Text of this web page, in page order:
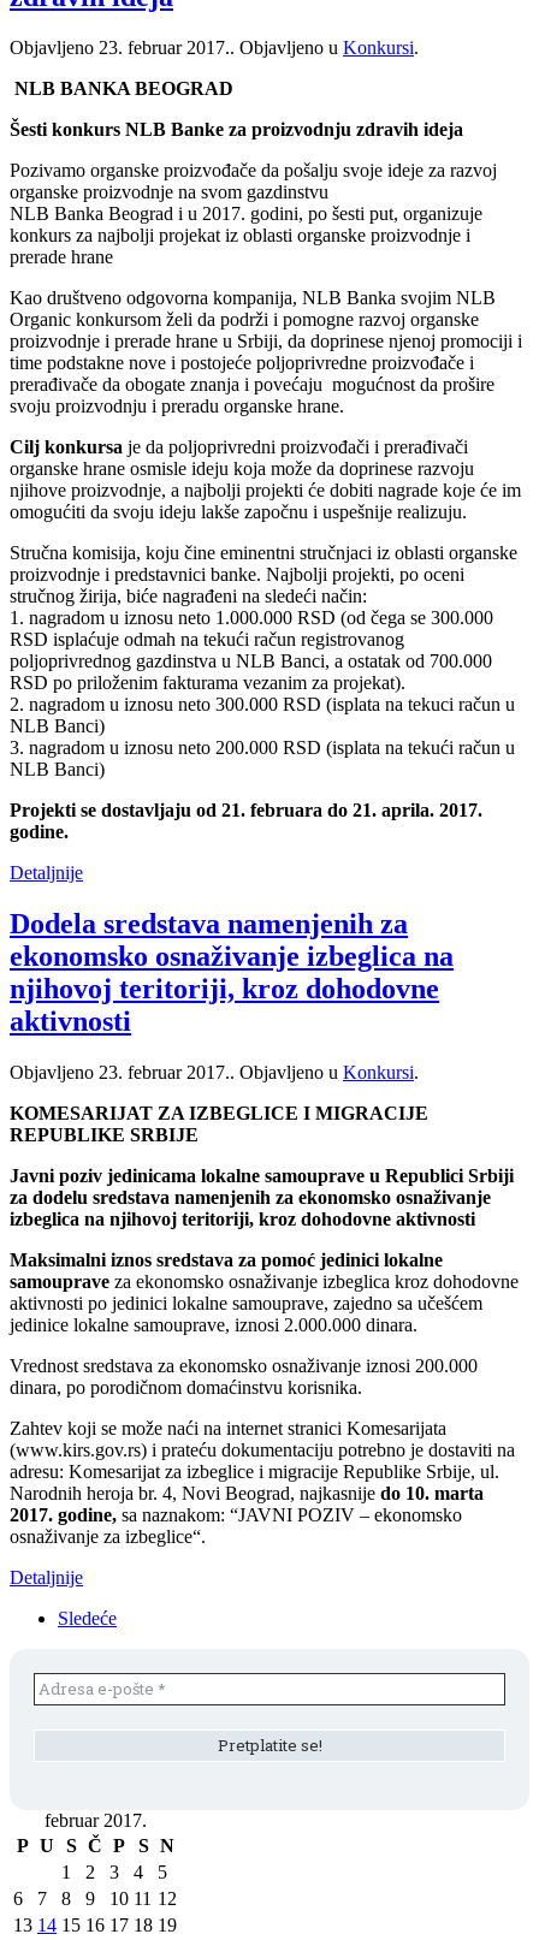
Objavljeno 23. februar 2017.. Objavljeno u Konkursi.
NLB BANKA BEOGRAD
Šesti konkurs NLB Banke za proizvodnju zdravih ideja
Pozivamo organske proizvođače da pošalju svoje ideje za razvoj
organske proizvodnje na svom gazdinstvu
NLB Banka Beograd i u 2017. godini, po šesti put, organizuje
konkurs za najbolji projekat iz oblasti organske proizvodnje i
prerade hrane
Kao društveno odgovorna kompanija, NLB Banka svojim NLB
Organic konkursom želi da podrži i pomogne razvoj organske
proizvodnje i prerade hrane u Srbiji, da doprinese njenoj promociji i
time podstakne nove i postojeće poljoprivredne proizvođače i
prerađivače da obogate znanja i povećaju mogućnost da prošire
svoju proizvodnju i preradu organske hrane.
Cilj konkursa je da poljoprivredni proizvođači i prerađivači
organske hrane osmisle ideju koja može da doprinese razvoju
njihove proizvodnje, a najbolji projekti će dobiti nagrade koje će im
omogućiti da svoju ideju lakše započnu i uspešnije realizuju.
Stručna komisija, koju čine eminentni stručnjaci iz oblasti organske
proizvodnje i predstavnici banke. Najbolji projekti, po oceni
stručnog žirija, biće nagrađeni na sledeći način:
1. nagradom u iznosu neto 1.000.000 RSD (od čega se 300.000
RSD isplaćuje odmah na tekući račun registrovanog
poljoprivrednog gazdinstva u NLB Banci, a ostatak od 700.000
RSD po priloženim fakturama vezanim za projekat).
2. nagradom u iznosu neto 300.000 RSD (isplata na tekuci račun u
NLB Banci)
3. nagradom u iznosu neto 200.000 RSD (isplata na tekući račun u
NLB Banci)
Projekti se dostavljaju od 21. februara do 21. aprila. 2017.
godine.
Detaljnije
Dodela sredstava namenjenih za
ekonomsko osnaživanje izbeglica na
njihovoj teritoriji, kroz dohodovne
aktivnosti
Objavljeno 23. februar 2017.. Objavljeno u Konkursi.
KOMESARIJAT ZA IZBEGLICE I MIGRACIJE
REPUBLIKE SRBIJE
Javni poziv jedinicama lokalne samouprave u Republici Srbiji
za dodelu sredstava namenjenih za ekonomsko osnaživanje
izbeglica na njihovoj teritoriji, kroz dohodovne aktivnosti
Maksimalni iznos sredstava za pomoć jedinici lokalne
samouprave za ekonomsko osnaživanje izbeglica kroz dohodovne
aktivnosti po jedinici lokalne samouprave, zajedno sa učešćem
jedinice lokalne samouprave, iznosi 2.000.000 dinara.
Vrednost sredstava za ekonomsko osnaživanje iznosi 200.000
dinara, po porodičnom domaćinstvu korisnika.
Zahtev koji se može naći na internet stranici Komesarijata
(www.kirs.gov.rs) i prateću dokumentaciju potrebno je dostaviti na
adresu: Komesarijat za izbeglice i migracije Republike Srbije, ul.
Narodnih heroja br. 4, Novi Beograd, najkasnije do 10. marta
2017. godine, sa naznakom: “JAVNI POZIV – ekonomsko
osnaživanje za izbeglice“.
Detaljnije
Sledeće
februar 2017.
P U S Č P S N
1
2 3 4
5
6
7 8 9 10 11 12
13 14 15 16 17 18 19